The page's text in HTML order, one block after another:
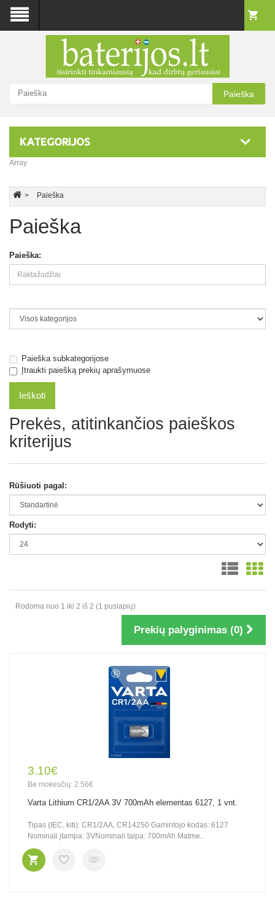
Paieška
KATEGORIJOS
Array
Paieška
Paieška
Paieška:
Paieška subkategorijose
Įtraukti paiešką prekių aprašymuose
Prekės, atitinkančios paieškos
kriterijus
Rūšiuoti pagal:
Rodyti:
Rodoma nuo 1 iki 2 iš 2 (1 puslapių)
Prekių palyginimas (0)
3.10€
Be mokesčių: 2.56€
Varta Lithium CR1/2AA 3V 700mAh elementas 6127, 1 vnt.
Tipas (IEC, kiti): CR1/2AA, CR14250 Gamintojo kodas: 6127
Nominali įtampa: 3VNominali talpa: 700mAh Matme..